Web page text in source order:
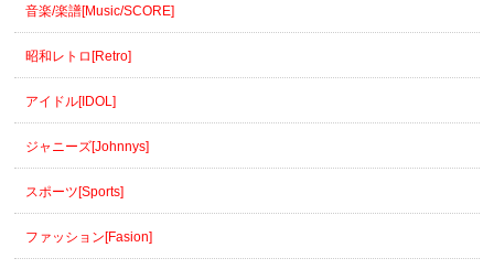
音楽/楽譜[Music/SCORE]
昭和レトロ[Retro]
アイドル[IDOL]
ジャニーズ[Johnnys]
スポーツ[Sports]
ファッション[Fasion]